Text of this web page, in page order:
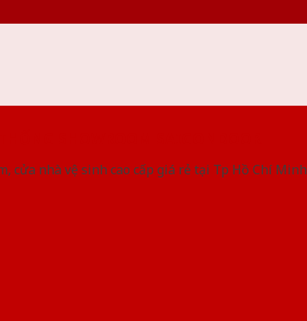
cửa nhà vệ sinh cao cấp giá rẻ tại Tp Hồ Chí Minh